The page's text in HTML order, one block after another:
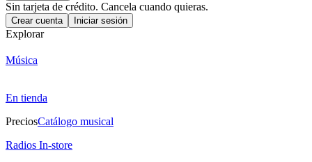
Sin tarjeta de crédito. Cancela cuando quieras.
Crear cuenta Iniciar sesión
Explorar
Música
En tienda
PreciosCatálogo musical
Radios In-store